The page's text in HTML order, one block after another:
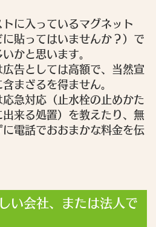
に入っているマグネット
に貼ってはいませんか？）で
かと思います。
告としては高額で、当然宣
まざるを得ません。
急対応（止水栓の止めかた
来る処置）を教えたり、無
電話でおおまかな料金を伝
い会社、または法人で